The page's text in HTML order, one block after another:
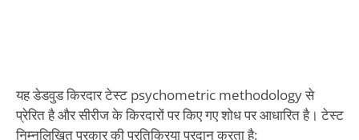
यह डेडवुड किरदार टेस्ट psychometric methodology से
प्रेरित है और सीरीज के किरदारों पर किए गए शोध पर आधारित है। टेस्ट
निम्नलिखित प्रकार की प्रतिक्रिया प्रदान करता है: